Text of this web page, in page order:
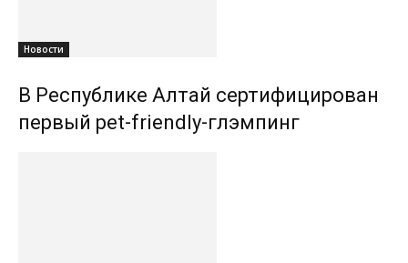
Новости
В Республике Алтай сертифицирован
первый pet-friendly-глэмпинг